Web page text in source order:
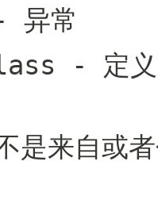
异常
- 定义
来自或者